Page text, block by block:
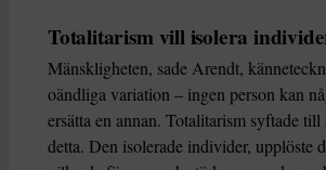
Totalitarism vill isolera
Mänskligheten, sade Arendt,
oändliga variation – ingen person kan
ersätta en annan. Totalitarism syftade till
detta. Den isolerade individer, upplöste